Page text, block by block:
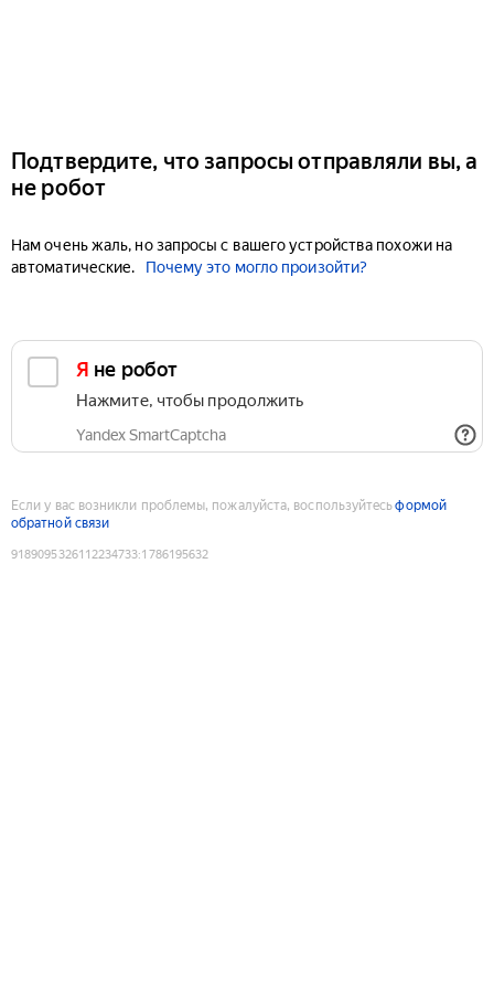
Подтвердите, что запросы отправляли вы, а
не робот
Нам очень жаль, но запросы с вашего устройства похожи на
автоматические.
Почему это могло произойти?
Я не робот
Нажмите, чтобы продолжить
Yandex SmartCaptcha
Если у вас возникли проблемы, пожалуйста, воспользуйтесьформой
обратной связи
9189095326112234733:1786195632